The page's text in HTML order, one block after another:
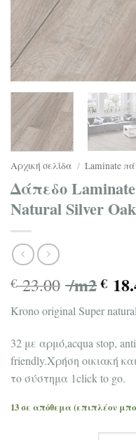
Αρχική σελίδα / Laminate
Δάπεδο
Natural Silver
€23.00 /m2 €
Krono original Super
32 με αρμό,acqua stop,
friendly.Χρήση οικιακή
το σύστημα 1click to go.
13 σε απόθεμα (επιπλέον